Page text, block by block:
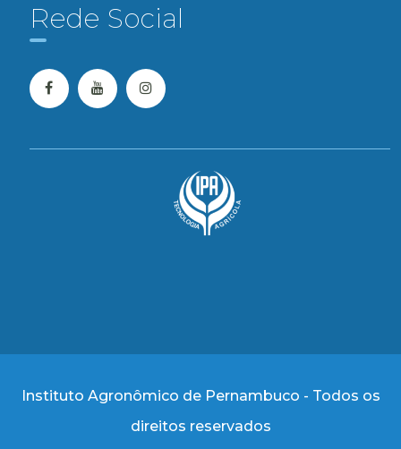
Rede Social
Instituto Agronômico de Pernambuco - Todos os
direitos reservados